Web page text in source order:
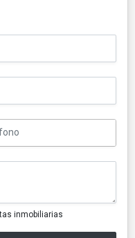
inmobiliarias